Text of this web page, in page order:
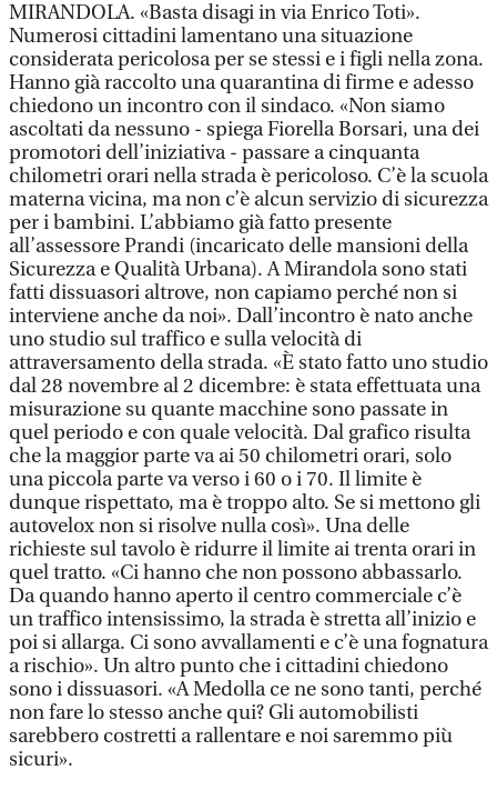
MIRANDOLA. «Basta disagi in via Enrico Toti».
Numerosi cittadini lamentano una situazione
considerata pericolosa per se stessi e i figli nella zona.
Hanno già raccolto una quarantina di firme e adesso
chiedono un incontro con il sindaco. «Non siamo
ascoltati da nessuno - spiega Fiorella Borsari, una dei
promotori dell’iniziativa - passare a cinquanta
chilometri orari nella strada è pericoloso. C’è la scuola
materna vicina, ma non c’è alcun servizio di sicurezza
per i bambini. L’abbiamo già fatto presente
all’assessore Prandi (incaricato delle mansioni della
Sicurezza e Qualità Urbana). A Mirandola sono stati
fatti dissuasori altrove, non capiamo perché non si
interviene anche da noi». Dall’incontro è nato anche
uno studio sul traffico e sulla velocità di
attraversamento della strada. «È stato fatto uno studio
dal 28 novembre al 2 dicembre: è stata effettuata una
misurazione su quante macchine sono passate in
quel periodo e con quale velocità. Dal grafico risulta
che la maggior parte va ai 50 chilometri orari, solo
una piccola parte va verso i 60 o i 70. Il limite è
dunque rispettato, ma è troppo alto. Se si mettono gli
autovelox non si risolve nulla così». Una delle
richieste sul tavolo è ridurre il limite ai trenta orari in
quel tratto. «Ci hanno che non possono abbassarlo.
Da quando hanno aperto il centro commerciale c’è
un traffico intensissimo, la strada è stretta all’inizio e
poi si allarga. Ci sono avvallamenti e c’è una fognatura
a rischio». Un altro punto che i cittadini chiedono
sono i dissuasori. «A Medolla ce ne sono tanti, perché
non fare lo stesso anche qui? Gli automobilisti
sarebbero costretti a rallentare e noi saremmo più
sicuri».